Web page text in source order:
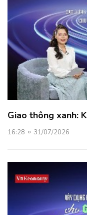
Giao thông xanh:
16:28 31/07/2026